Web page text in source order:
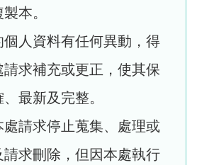
本。
個人資料有任何異動，得
請求補充或更正，使其保
最新及完整。
處請求停止蒐集、處理或
請求刪除，但因本處執行